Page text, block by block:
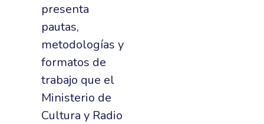
presenta
pautas,
metodologías y
formatos de
trabajo que el
Ministerio de
Cultura y Radio